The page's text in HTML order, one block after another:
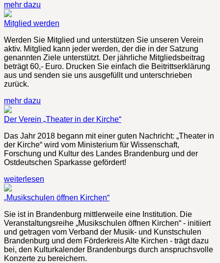
mehr dazu
Mitglied werden
Werden Sie Mitglied und unterstützen Sie unseren Verein
aktiv. Mitglied kann jeder werden, der die in der Satzung
genannten Ziele unterstützt. Der jährliche Mitgliedsbeitrag
beträgt 60,- Euro. Drucken Sie einfach die Beitrittserklärung
aus und senden sie uns ausgefüllt und unterschrieben
zurück.
mehr dazu
Der Verein „Theater in der Kirche“
Das Jahr 2018 begann mit einer guten Nachricht: „Theater in
der Kirche“ wird vom Ministerium für Wissenschaft,
Forschung und Kultur des Landes Brandenburg und der
Ostdeutschen Sparkasse gefördert!
weiterlesen
„Musikschulen öffnen Kirchen“
Sie ist in Brandenburg mittlerweile eine Institution. Die
Veranstaltungsreihe „Musikschulen öffnen Kirchen“ - initiiert
und getragen vom Verband der Musik- und Kunstschulen
Brandenburg und dem Förderkreis Alte Kirchen - trägt dazu
bei, den Kulturkalender Brandenburgs durch anspruchsvolle
Konzerte zu bereichern.